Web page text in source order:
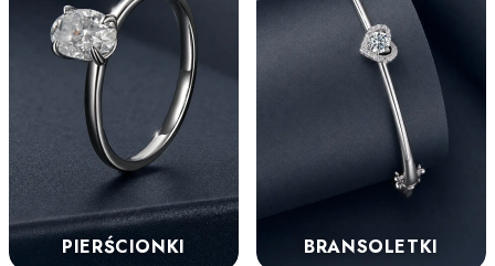
PIERŚCIONKI BRANSOLETKI